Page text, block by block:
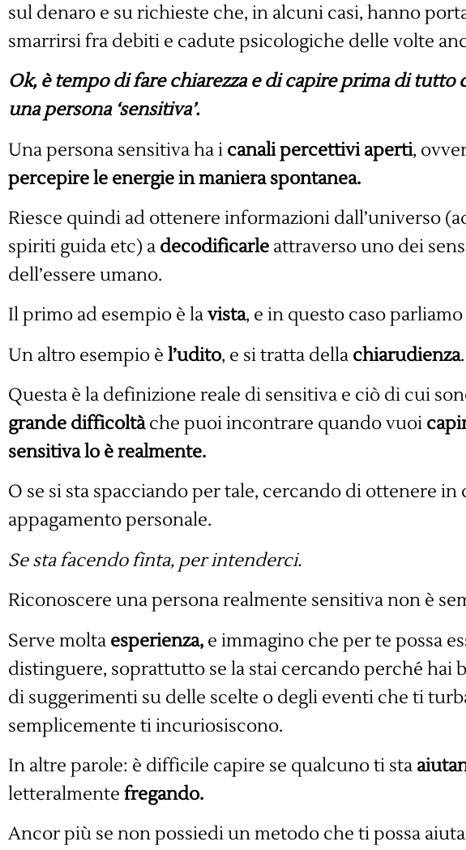
sul denaro e su richieste che, in alcuni casi, hanno
smarrirsi fra debiti e cadute psicologiche delle volte
Ok, è tempo di fare chiarezza e di capire prima di tutto
una persona ‘sensitiva’.
Una persona sensitiva ha i canali percettivi aperti,
percepire le energie in maniera spontanea.
Riesce quindi ad ottenere informazioni dall’universo
spiriti guida etc) a decodificarle attraverso uno dei
dell’essere umano.
Il primo ad esempio è lavista, e in questo caso
Un altro esempio è l’udito, e si tratta della chiarudienza.
Questa è la definizione reale di sensitiva e ciò di cui
grande difficoltàche puoi incontrare quando vuoi
sensitiva lo è realmente.
O se si sta spacciando per tale, cercando di ottenere in
appagamento personale.
Se sta facendo finta, per intenderci.
Riconoscere una persona realmente sensitiva non è
Serve molta esperienza, e immagino che per te possa
distinguere, soprattutto se la stai cercando perché hai
di suggerimenti su delle scelte o degli eventi che ti
semplicemente ti incuriosiscono.
In altre parole: è difficile capire se qualcuno ti sta
letteralmente fregando.
Ancor più se non possiedi un metodo che ti possa